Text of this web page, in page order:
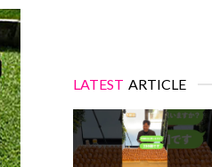
LATEST ARTICLE